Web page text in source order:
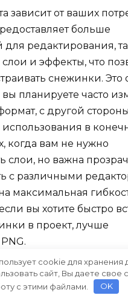
зависит от ваших
больше
для редактирования,
слои и эффекты, что
снежинки. Это
планируете часто
с другой
в
когда вам не нужно
слои, но важна
с различными
максимальная
вы хотите быстро
в проект, лучше
фигуры
помочь в дизайне
cookie для хранения
сайт, Вы даете свое
с этими файлами.
OK